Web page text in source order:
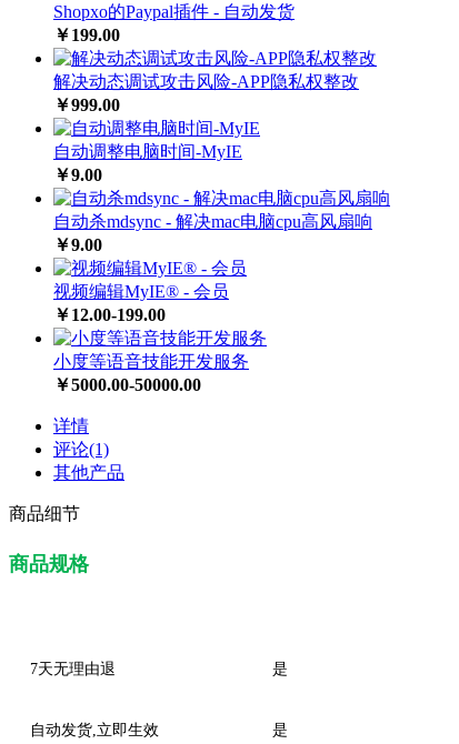
Shopxo的Paypal插件 - 自动发货
￥199.00
解决动态调试攻击风险-APP隐私权整改
￥999.00
自动调整电脑时间-MyIE
￥9.00
自动杀mdsync - 解决mac电脑cpu高风扇响
￥9.00
视频编辑MyIE®️ - 会员
￥12.00-199.00
小度等语音技能开发服务
￥5000.00-50000.00
详情
评论(1)
其他产品
商品细节
商品规格
7天无理由退 是
自动发货,立即生效 是